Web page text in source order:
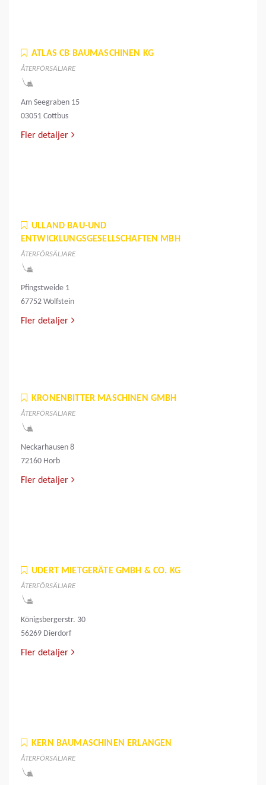
ATLAS CB BAUMASCHINEN KG
ÅTERFÖRSÄLJARE
Am Seegraben 15
03051 Cottbus
Fler detaljer
ULLAND BAU-UND
ENTWICKLUNGSGESELLSCHAFTEN MBH
ÅTERFÖRSÄLJARE
Pfingstweide 1
67752 Wolfstein
Fler detaljer
KRONENBITTER MASCHINEN GMBH
ÅTERFÖRSÄLJARE
Neckarhausen 8
72160 Horb
Fler detaljer
UDERT MIETGERÄTE GMBH & CO. KG
ÅTERFÖRSÄLJARE
Königsbergerstr. 30
56269 Dierdorf
Fler detaljer
KERN BAUMASCHINEN ERLANGEN
ÅTERFÖRSÄLJARE